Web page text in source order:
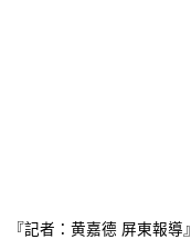
『記者：黄嘉德 屏東報導』